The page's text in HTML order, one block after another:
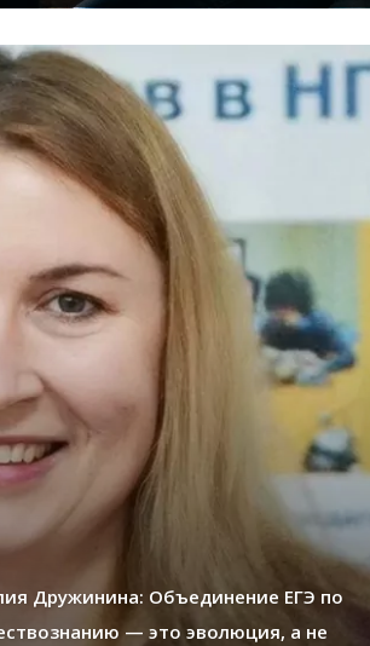
Дружинина: Объединение ЕГЭ по
— это эволюция, а не